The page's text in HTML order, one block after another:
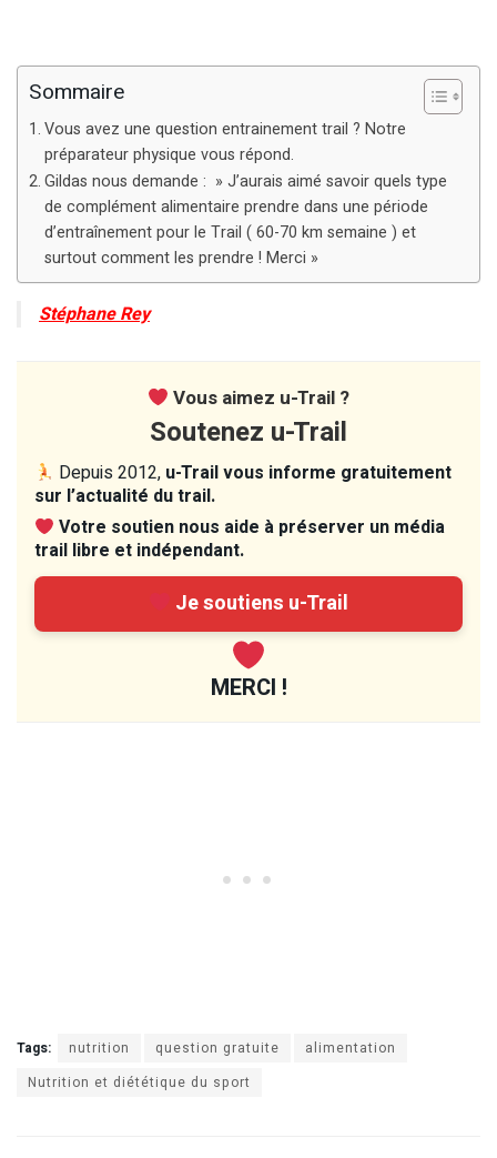
Sommaire
Vous avez une question entrainement trail ? Notre
préparateur physique vous répond.
Gildas nous demande : » J’aurais aimé savoir quels type
de complément alimentaire prendre dans une période
d’entraînement pour le Trail ( 60-70 km semaine ) et
surtout comment les prendre ! Merci »
Stéphane Rey
Vous aimez u-Trail ?
Soutenez u-Trail
Depuis 2012, u-Trail vous informe gratuitement
sur l’actualité du trail.
Votre soutien nous aide à préserver un média
trail libre et indépendant.
Je soutiens u-Trail
MERCI !
Tags: nutrition question gratuite
alimentation
Nutrition et diététique du sport